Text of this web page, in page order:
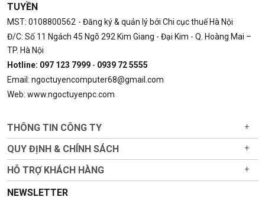
TUYỀN
MST: 0108800562 - Đăng ký & quản lý bởi Chi cục thuế Hà Nội
Đ/C: Số 11 Ngách 45 Ngõ 292 Kim Giang - Đại Kim - Q. Hoàng Mai –
TP. Hà Nội
Hotline: 097 123 7999 - 0939 72 5555
Email: ngoctuyencomputer68@gmail.com
Web: www.ngoctuyenpc.com
THÔNG TIN CÔNG TY +
QUY ĐỊNH & CHÍNH SÁCH +
HỖ TRỢ KHÁCH HÀNG +
NEWSLETTER